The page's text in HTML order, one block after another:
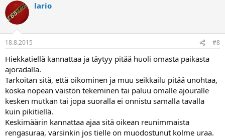
lario
18.8.2015 #8
Hiekkatiellä kannattaa ja täytyy pitää huoli omasta paikasta
ajoradalla.
Tarkoitan sitä, että oikominen ja muu seikkailu pitää unohtaa,
koska nopean väistön tekeminen tai paluu omalle ajouralle
kesken mutkan tai jopa suoralla ei onnistu samalla tavalla
kuin pikitiellä.
Keskimäärin kannattaa ajaa sitä oikean reunimmaista
rengasuraa, varsinkin jos tielle on muodostunut kolme uraa.